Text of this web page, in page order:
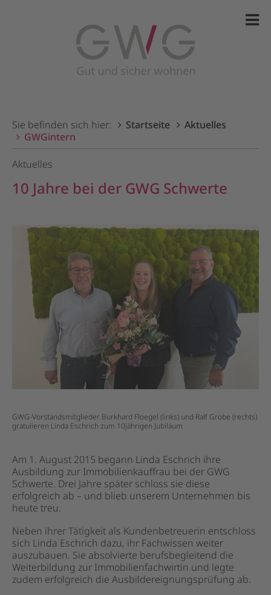
Sie befinden sich hier: Startseite
Aktuelles
GWGintern
Aktuelles
10 Jahre bei der GWG Schwerte
GWG-Vorstandsmitglieder Burkhard Floegel (links) und Ralf Grobe (rechts)
gratulieren Linda Eschrich zum 10jährigen Jubiläum
Am 1. August 2015 begann Linda Eschrich ihre
Ausbildung zur Immobilienkauffrau bei der GWG
Schwerte. Drei Jahre später schloss sie diese
erfolgreich ab – und blieb unserem Unternehmen bis
heute treu.
Neben ihrer Tätigkeit als Kundenbetreuerin entschloss
sich Linda Eschrich dazu, ihr Fachwissen weiter
auszubauen. Sie absolvierte berufsbegleitend die
Weiterbildung zur Immobilienfachwirtin und legte
zudem erfolgreich die Ausbildereignungsprüfung ab.